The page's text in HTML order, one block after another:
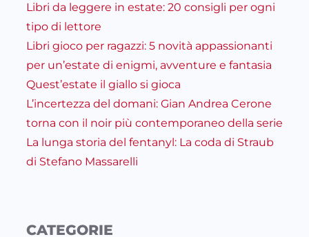
Libri da leggere in estate: 20 consigli per ogni
tipo di lettore
Libri gioco per ragazzi: 5 novità appassionanti
per un’estate di enigmi, avventure e fantasia
Quest’estate il giallo si gioca
L’incertezza del domani: Gian Andrea Cerone
torna con il noir più contemporaneo della serie
La lunga storia del fentanyl: La coda di Straub
di Stefano Massarelli
CATEGORIE